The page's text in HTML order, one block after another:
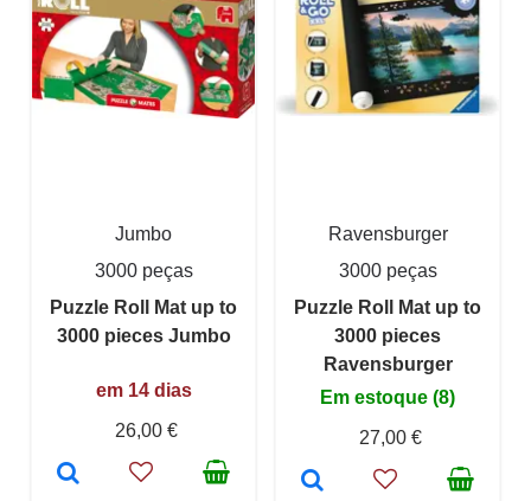
Jumbo
3000 peças
Puzzle Roll Mat up to
3000 pieces Jumbo
em 14 dias
26,00 €
Ravensburger
3000 peças
Puzzle Roll Mat up to
3000 pieces
Ravensburger
Em estoque (8)
27,00 €